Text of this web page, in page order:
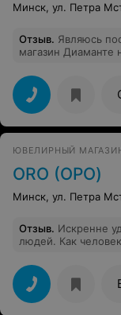
Минск, ул. Петра
Отзыв. Являюсь
магазин Диаманте
замечательные,
просто молодцы.
выбор, и качество
ЮВЕЛИРНЫЙ
ORO (ОРО)
Минск, ул. Петра
Отзыв. Искренне
людей. Как
таких
дефектах, а
меня ОРО -
понимать, для